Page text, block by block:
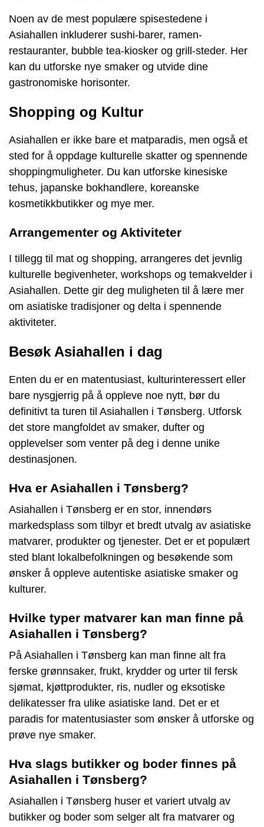
Noen av de mest populære spisestedene i
Asiahallen inkluderer sushi-barer, ramen-
restauranter, bubble tea-kiosker og grill-steder. Her
kan du utforske nye smaker og utvide dine
gastronomiske horisonter.
Shopping og Kultur
Asiahallen er ikke bare et matparadis, men også et
sted for å oppdage kulturelle skatter og spennende
shoppingmuligheter. Du kan utforske kinesiske
tehus, japanske bokhandlere, koreanske
kosmetikkbutikker og mye mer.
Arrangementer og Aktiviteter
I tillegg til mat og shopping, arrangeres det jevnlig
kulturelle begivenheter, workshops og temakvelder i
Asiahallen. Dette gir deg muligheten til å lære mer
om asiatiske tradisjoner og delta i spennende
aktiviteter.
Besøk Asiahallen i dag
Enten du er en matentusiast, kulturinteressert eller
bare nysgjerrig på å oppleve noe nytt, bør du
definitivt ta turen til Asiahallen i Tønsberg. Utforsk
det store mangfoldet av smaker, dufter og
opplevelser som venter på deg i denne unike
destinasjonen.
Hva er Asiahallen i Tønsberg?
Asiahallen i Tønsberg er en stor, innendørs
markedsplass som tilbyr et bredt utvalg av asiatiske
matvarer, produkter og tjenester. Det er et populært
sted blant lokalbefolkningen og besøkende som
ønsker å oppleve autentiske asiatiske smaker og
kulturer.
Hvilke typer matvarer kan man finne på
Asiahallen i Tønsberg?
På Asiahallen i Tønsberg kan man finne alt fra
ferske grønnsaker, frukt, krydder og urter til fersk
sjømat, kjøttprodukter, ris, nudler og eksotiske
delikatesser fra ulike asiatiske land. Det er et
paradis for matentusiaster som ønsker å utforske og
prøve nye smaker.
Hva slags butikker og boder finnes på
Asiahallen i Tønsberg?
Asiahallen i Tønsberg huser et variert utvalg av
butikker og boder som selger alt fra matvarer og